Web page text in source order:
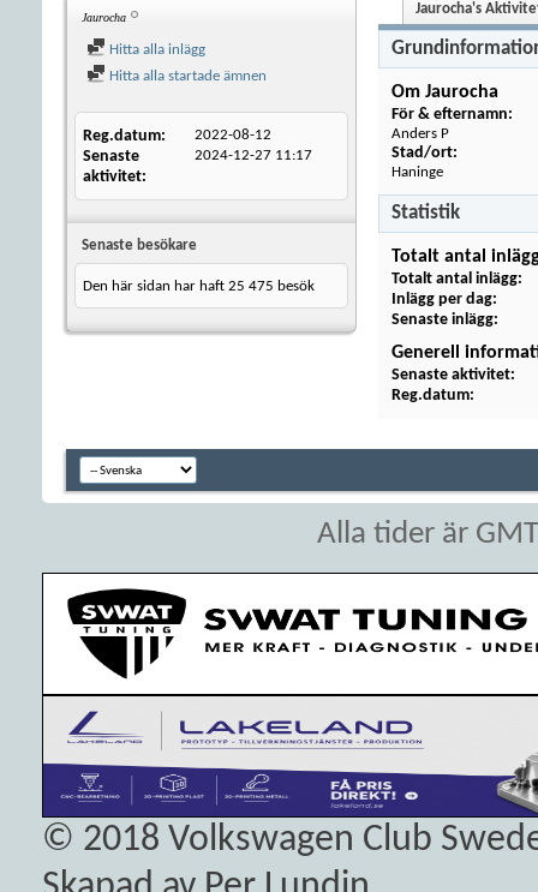
Jaurocha
Hitta alla inlägg
Hitta alla startade ämnen
Reg.datum 2022-08-12
Senaste
aktivitet
2024-12-27 11:17
Senaste besökare
Den här sidan har haft 25 475 besök
Jaurocha's
Om Jaurocha
För & efternamn:
Anders P
Stad/ort:
Haninge
Statistik
Totalt antal
Totalt antal inlägg
Inlägg per dag
Senaste inlägg
Generell
Senaste aktivitet
Reg.datum
Alla tider är
© 2018 Volkswagen Club